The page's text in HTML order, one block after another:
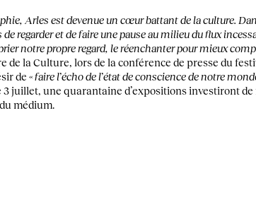
Arles est devenue un cœur battant de la culture.
regarder et de faire une pause au milieu du flux
notre propre regard, le réenchanter pour mieux
la Culture, lors de la conférence de presse du
de «faire l’écho de l’état de conscience de notre
juillet, une quarantaine d’expositions investiront
médium.